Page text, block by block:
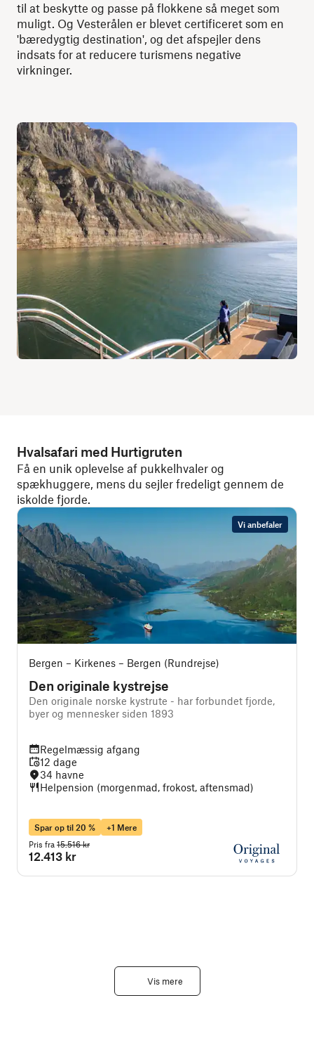
til at beskytte og passe på flokkene så meget som
muligt. Og Vesterålen er blevet certificeret som en
'bæredygtig destination', og det afspejler dens
indsats for at reducere turismens negative
virkninger.
Hvalsafari med Hurtigruten
Få en unik oplevelse af pukkelhvaler og
spækhuggere, mens du sejler fredeligt gennem de
iskolde fjorde.
Vi anbefaler
Bergen – Kirkenes – Bergen (Rundrejse)
Den originale kystrejse
Den originale norske kystrute - har forbundet fjorde,
byer og mennesker siden 1893
Regelmæssig afgang
12 dage
34 havne
Helpension (morgenmad, frokost, aftensmad)
Spar op til 20 %
+1 Mere
Pris fra 15.516 kr
12.413 kr
Vis mere